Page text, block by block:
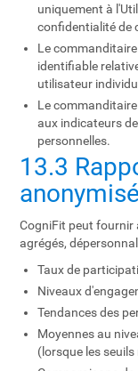
uniquement à
confidentialité de
Le
identifiable
utilisateur
Le
aux indicateurs
personnelles.
13.3
CogniFit peut
agrégés,
Taux de
Niveaux
Tendances des
Moyennes au
(lorsque les